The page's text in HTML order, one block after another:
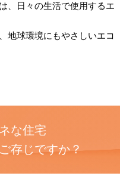
、日々の生活で使用するエ
地球環境にもやさしいエコ
な住宅
存じですか？